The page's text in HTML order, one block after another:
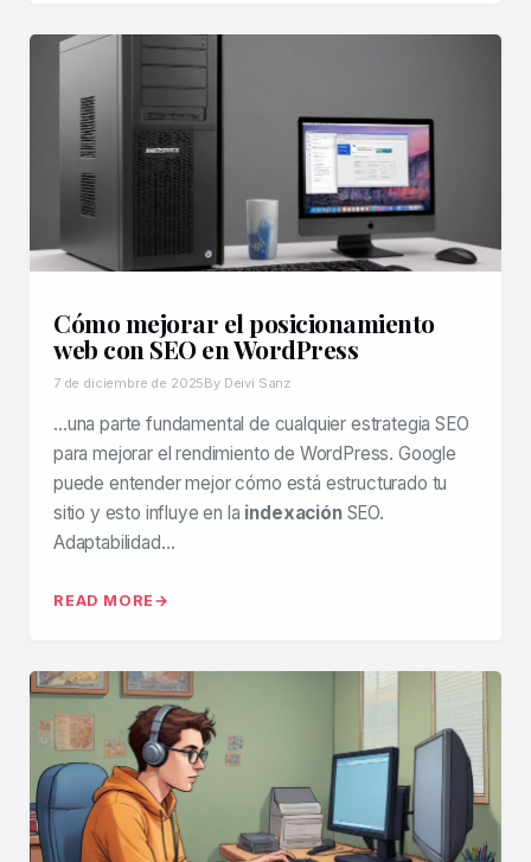
Cómo mejorar el posicionamiento
web con SEO en WordPress
7 de diciembre de 2025By Deivi Sanz
…una parte fundamental de cualquier estrategia SEO
para mejorar el rendimiento de WordPress. Google
puede entender mejor cómo está estructurado tu
sitio y esto influye en la indexaciónSEO.
Adaptabilidad…
READ MORE